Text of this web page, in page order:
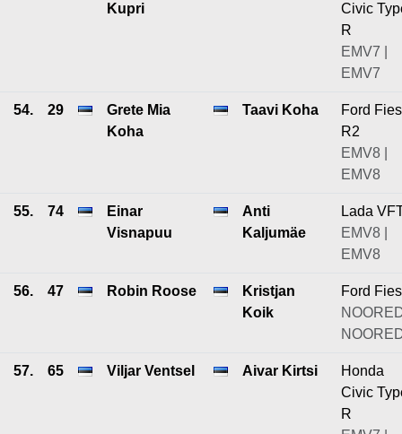
Kupri
Civic
R
EMV7 |
EMV7
54. 29
Grete Mia
Koha
Taavi Koha
Ford
R2
EMV8 |
EMV8
55. 74
Einar
Visnapuu
Anti
Kaljumäe
Lada
EMV8 |
EMV8
56. 47 Robin Roose
Kristjan
Koik
Ford
57. 65 Viljar Ventsel Aivar Kirtsi
Honda
Civic
R